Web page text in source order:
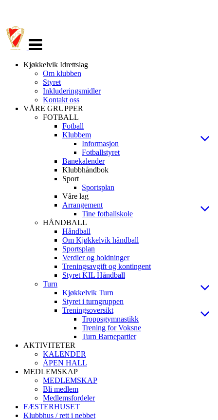
navigasjon
Kjøkkelvik Idrettslag
Om klubben
Styret
Inkluderingsmidler
Kontakt oss
VÅRE GRUPPER
FOTBALL
Fotball
Klubbem
Informasjon
Fotballstyret
Banekalender
Klubbhåndbok
Sport
Sportsplan
Våre lag
Arrangement
Tine fotballskole
HÅNDBALL
Håndball
Om Kjøkkelvik håndball
Sportsplan
Verdier og holdninger
Treningsavgift og kontingent
Styret KIL Håndball
Turn
Kjøkkelvik Turn
Styret i turngruppen
Treningsoversikt
Troppsgymnastikk
Trening for Voksne
Turn Barnepartier
AKTIVITETER
KALENDER
ÅPEN HALL
MEDLEMSKAP
MEDLEMSKAP
Bli medlem
Medlemsfordeler
FÆSTERHUSET
Klubbhus / rett i nebbet